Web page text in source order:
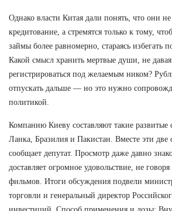
Однако власти Китая дали понять, что они не
кредитование, а стремятся только к тому,
займы более равномерно, стараясь избегать
Какой смысл хранить мертвые души, не
регистрироваться под желаемым ником?
отпускать дальше — но это нужно
политикой.
Компанию Киеву составляют такие
Ланка, Бразилия и Пакистан. Вместе эти две
сообщает депутат. Просмотр даже давно
доставляет огромное удовольствие, не
фильмов. Итоги обсуждения подвели
торговли и генеральный директор